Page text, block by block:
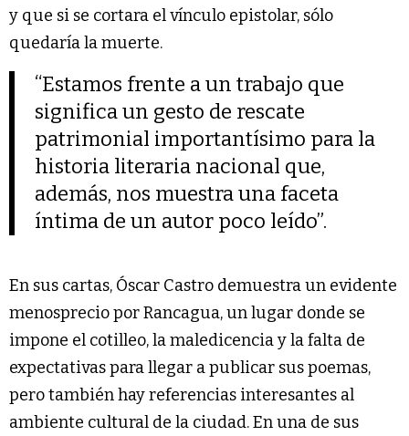
y que si se cortara el vínculo epistolar, sólo
quedaría la muerte.
“Estamos frente a un trabajo que
significa un gesto de rescate
patrimonial importantísimo para la
historia literaria nacional que,
además, nos muestra una faceta
íntima de un autor poco leído”.
En sus cartas, Óscar Castro demuestra un evidente
menosprecio por Rancagua, un lugar donde se
impone el cotilleo, la maledicencia y la falta de
expectativas para llegar a publicar sus poemas,
pero también hay referencias interesantes al
ambiente cultural de la ciudad. En una de sus